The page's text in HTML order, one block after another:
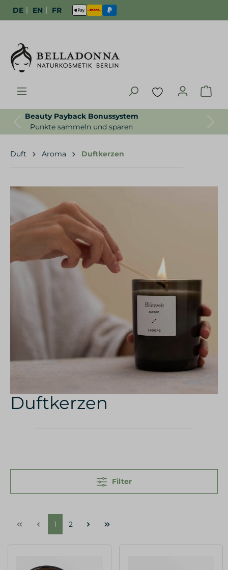
DE | EN | FR
Gratisproben zur Bestellung
Für uns selbstverständlich
Previous Next
Duft Aroma Duftkerzen
Duftkerzen
Filter
1 2